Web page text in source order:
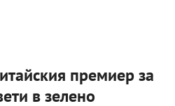
премиер за
в зелено